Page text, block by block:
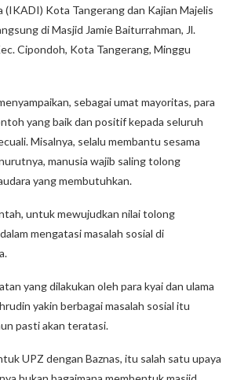
(IKADI) Kota Tangerang dan Kajian Majelis
di Masjid Jamie Baiturrahman, Jl.
Cipondoh, Kota Tangerang, Minggu
sebagai umat mayoritas, para
yang baik dan positif kepada seluruh
Misalnya, selalu membantu sesama
manusia wajib saling tolong
yang membutuhkan.
untuk mewujudkan nilai tolong
mengatasi masalah sosial di
yang dilakukan oleh para kyai dan ulama
yakin berbagai masalah sosial itu
pasti akan teratasi.
UPZ dengan Baznas, itu salah satu upaya